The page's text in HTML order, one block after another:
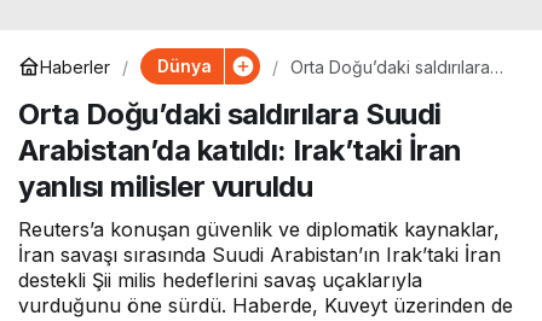
Haberler Dünya
Orta Doğu’daki saldırılara
Irak’taki İran yanlısı milisler
vuruldu
Orta Doğu’daki saldırılara Suudi
Arabistan’da katıldı: Irak’taki İran
yanlısı milisler vuruldu
Reuters’a konuşan güvenlik ve diplomatik kaynaklar,
İran savaşı sırasında Suudi Arabistan’ın Irak’taki İran
destekli Şii milis hedeflerini savaş uçaklarıyla
vurduğunu öne sürdü. Haberde, Kuveyt üzerinden de